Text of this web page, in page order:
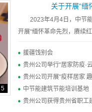
5
关于开展“缅
2023年4月4日，中节
开展“缅怀革命先烈，赓续
援疆饯别会
贵州公司举行“居家防疫·
贵州公司开展“疫样居家
中节能建筑节能培训基地
贵州公司获得贵州省职工